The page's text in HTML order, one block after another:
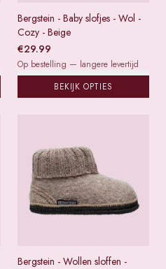
Bergstein - Baby slofjes - Wol -
Cozy - Beige
€29.99
Op bestelling — langere levertijd
BEKIJK OPTIES
Bergstein - Wollen sloffen -